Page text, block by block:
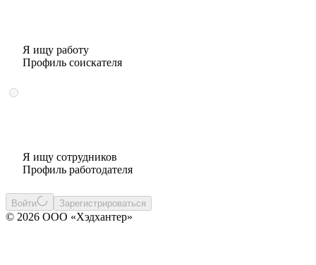
Я ищу работу
Профиль соискателя
Я ищу сотрудников
Профиль работодателя
Войти Зарегистрироваться
© 2026 ООО «Хэдхантер»